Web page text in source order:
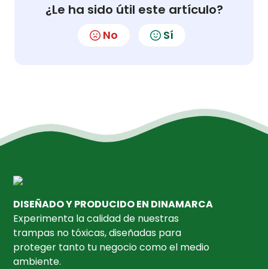
¿Le ha sido útil este artículo?
No Sí
DISEÑADO Y PRODUCIDO EN DINAMARCA
Experimenta la calidad de nuestras
trampas no tóxicas, diseñadas para
proteger tanto tu negocio como el medio
ambiente.